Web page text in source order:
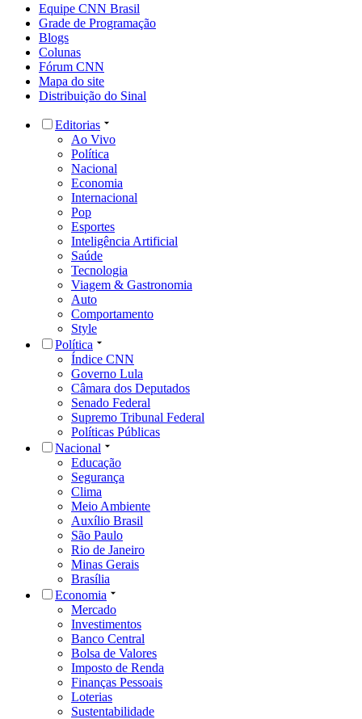
Equipe CNN Brasil
Grade de Programação
Blogs
Colunas
Fórum CNN
Mapa do site
Distribuição do Sinal
Editorias
Ao Vivo
Política
Nacional
Economia
Internacional
Pop
Esportes
Inteligência Artificial
Saúde
Tecnologia
Viagem & Gastronomia
Auto
Comportamento
Style
Política
Índice CNN
Governo Lula
Câmara dos Deputados
Senado Federal
Supremo Tribunal Federal
Políticas Públicas
Nacional
Educação
Segurança
Clima
Meio Ambiente
Auxílio Brasil
São Paulo
Rio de Janeiro
Minas Gerais
Brasília
Economia
Mercado
Investimentos
Banco Central
Bolsa de Valores
Imposto de Renda
Finanças Pessoais
Loterias
Sustentabilidade